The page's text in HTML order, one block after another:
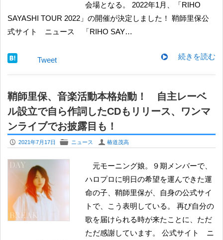
会場となる。 2022年1月、「RIHO
SAYASHI TOUR 2022」の開催が決定しました！ 鞘師里保公
式サイト ニュース 「RIHO SAY…
続きを読む
Tweet
鞘師里保、音楽活動本格始動！ 自主レーベ
ル設立で自ら作詞したCDもリリース、ワンマ
ンライブでお披露目も！
P 2021年7月17日 F ニュース U 椿道茂高
元モーニング娘。９期メンバーで、
ハロプロに明日の希望を運んできた運
命の子、鞘師里保が、自身の公式サイ
トで、こう表明している。 再び自分の
歌を届けられる時が来たことに、ただ
ただ感謝しています。 公式サイト ニ